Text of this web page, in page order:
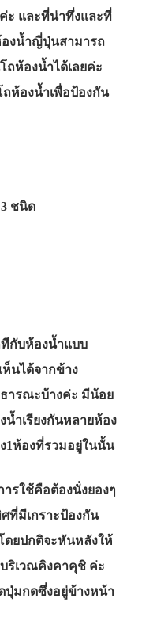
ะ และที่น่าทึ่งและที่
งน้ำญี่ปุ่นสามารถ
ถห้องน้ำได้เลยค่ะ
ห้องน้ำเพื่อป้องกัน
ชนิด
กับห้องน้ำแบบ
นได้จากข้าง
ารณะบ้างค่ะ มีน้อย
น้ำเรียงกันหลายห้อง
1ห้องที่รวมอยู่ในนั้น
รใช้คือต้องนั่งยองๆ
ที่มีเกราะป้องกัน
ดยปกติจะหันหลังให้
ริเวณคิงคาคุชิ ค่ะ
ปุ่มกดซึ่งอยู่ข้างหน้า